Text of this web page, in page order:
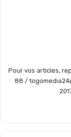
Pour vos articles,
88 /